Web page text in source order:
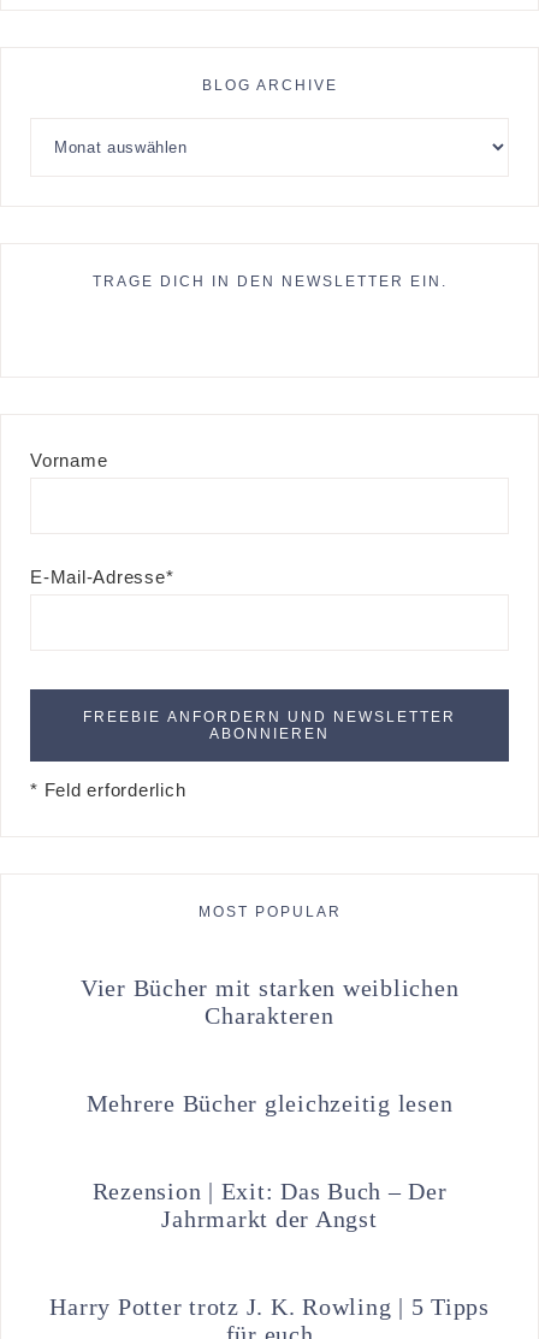
BLOG ARCHIVE
TRAGE DICH IN DEN NEWSLETTER EIN.
Vorname
E-Mail-Adresse*
* Feld erforderlich
MOST POPULAR
Vier Bücher mit starken weiblichen
Charakteren
Mehrere Bücher gleichzeitig lesen
Rezension | Exit: Das Buch – Der
Jahrmarkt der Angst
Harry Potter trotz J. K. Rowling | 5 Tipps